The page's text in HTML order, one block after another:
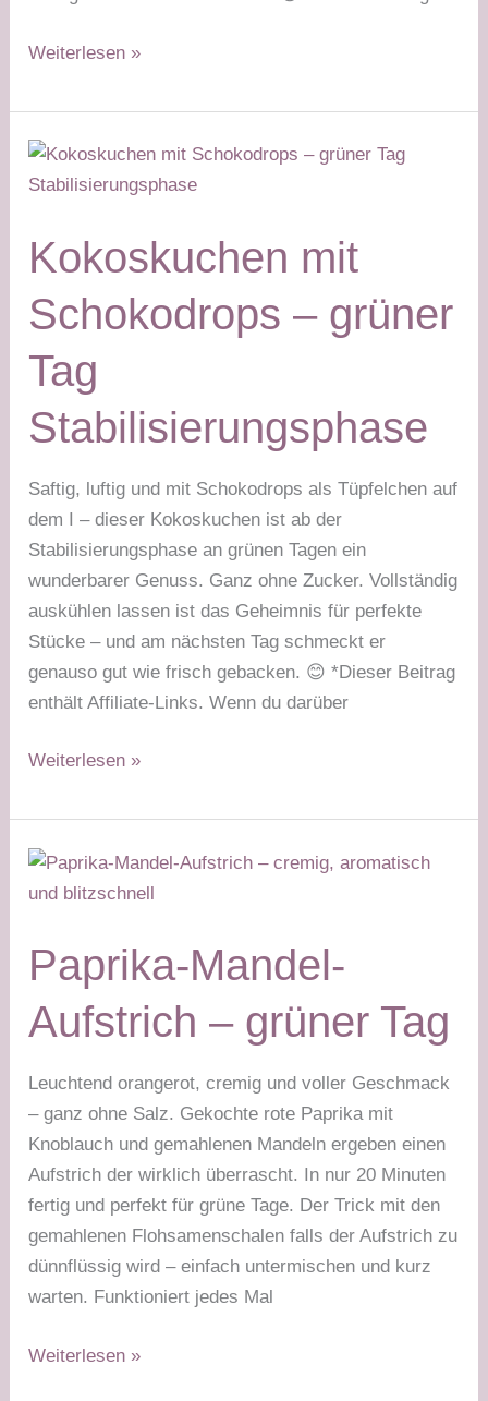
Kürbisgemüse
Masala
–
grüner
Weiterlesen »
Kokoskuchen mit
Schokodrops – grüner
Tag
Stabilisierungsphase
Saftig, luftig und mit Schokodrops als Tüpfelchen auf
dem I – dieser Kokoskuchen ist ab der
Stabilisierungsphase an grünen Tagen ein
wunderbarer Genuss. Ganz ohne Zucker. Vollständig
auskühlen lassen ist das Geheimnis für perfekte
Stücke – und am nächsten Tag schmeckt er
genauso gut wie frisch gebacken. 😊 *Dieser Beitrag
enthält Affiliate-Links. Wenn du darüber
Kokoskuchen
Schokodrops
–
grüner
Weiterlesen »
Paprika-Mandel-
Aufstrich – grüner Tag
Leuchtend orangerot, cremig und voller Geschmack
– ganz ohne Salz. Gekochte rote Paprika mit
Knoblauch und gemahlenen Mandeln ergeben einen
Aufstrich der wirklich überrascht. In nur 20 Minuten
fertig und perfekt für grüne Tage. Der Trick mit den
gemahlenen Flohsamenschalen falls der Aufstrich zu
dünnflüssig wird – einfach untermischen und kurz
warten. Funktioniert jedes Mal
Paprika-
Weiterlesen »